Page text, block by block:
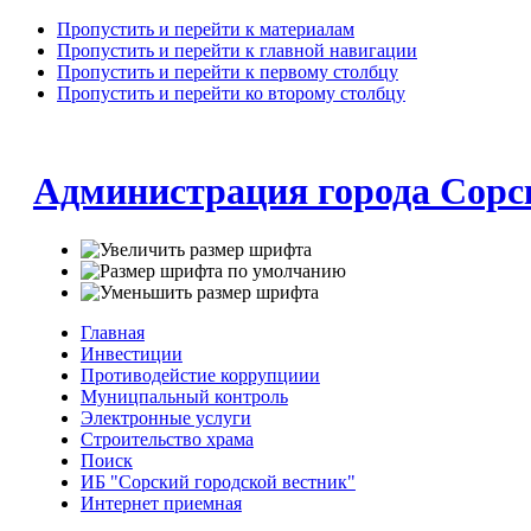
Пропустить и перейти к материалам
Пропустить и перейти к главной навигации
Пропустить и перейти к первому столбцу
Пропустить и перейти ко второму столбцу
Администрация города
Главная
Инвестиции
Противодейстие коррупциии
Муницпальный контроль
Электронные услуги
Строительство храма
Поиск
ИБ "Сорский городской вестник"
Интернет приемная